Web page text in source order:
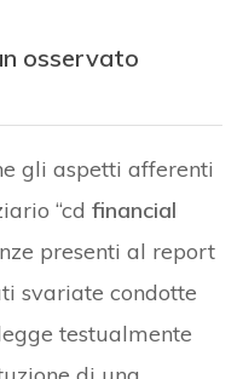
osservato
gli aspetti afferenti
“cdfinancial
presenti al report
svariate condotte
testualmente